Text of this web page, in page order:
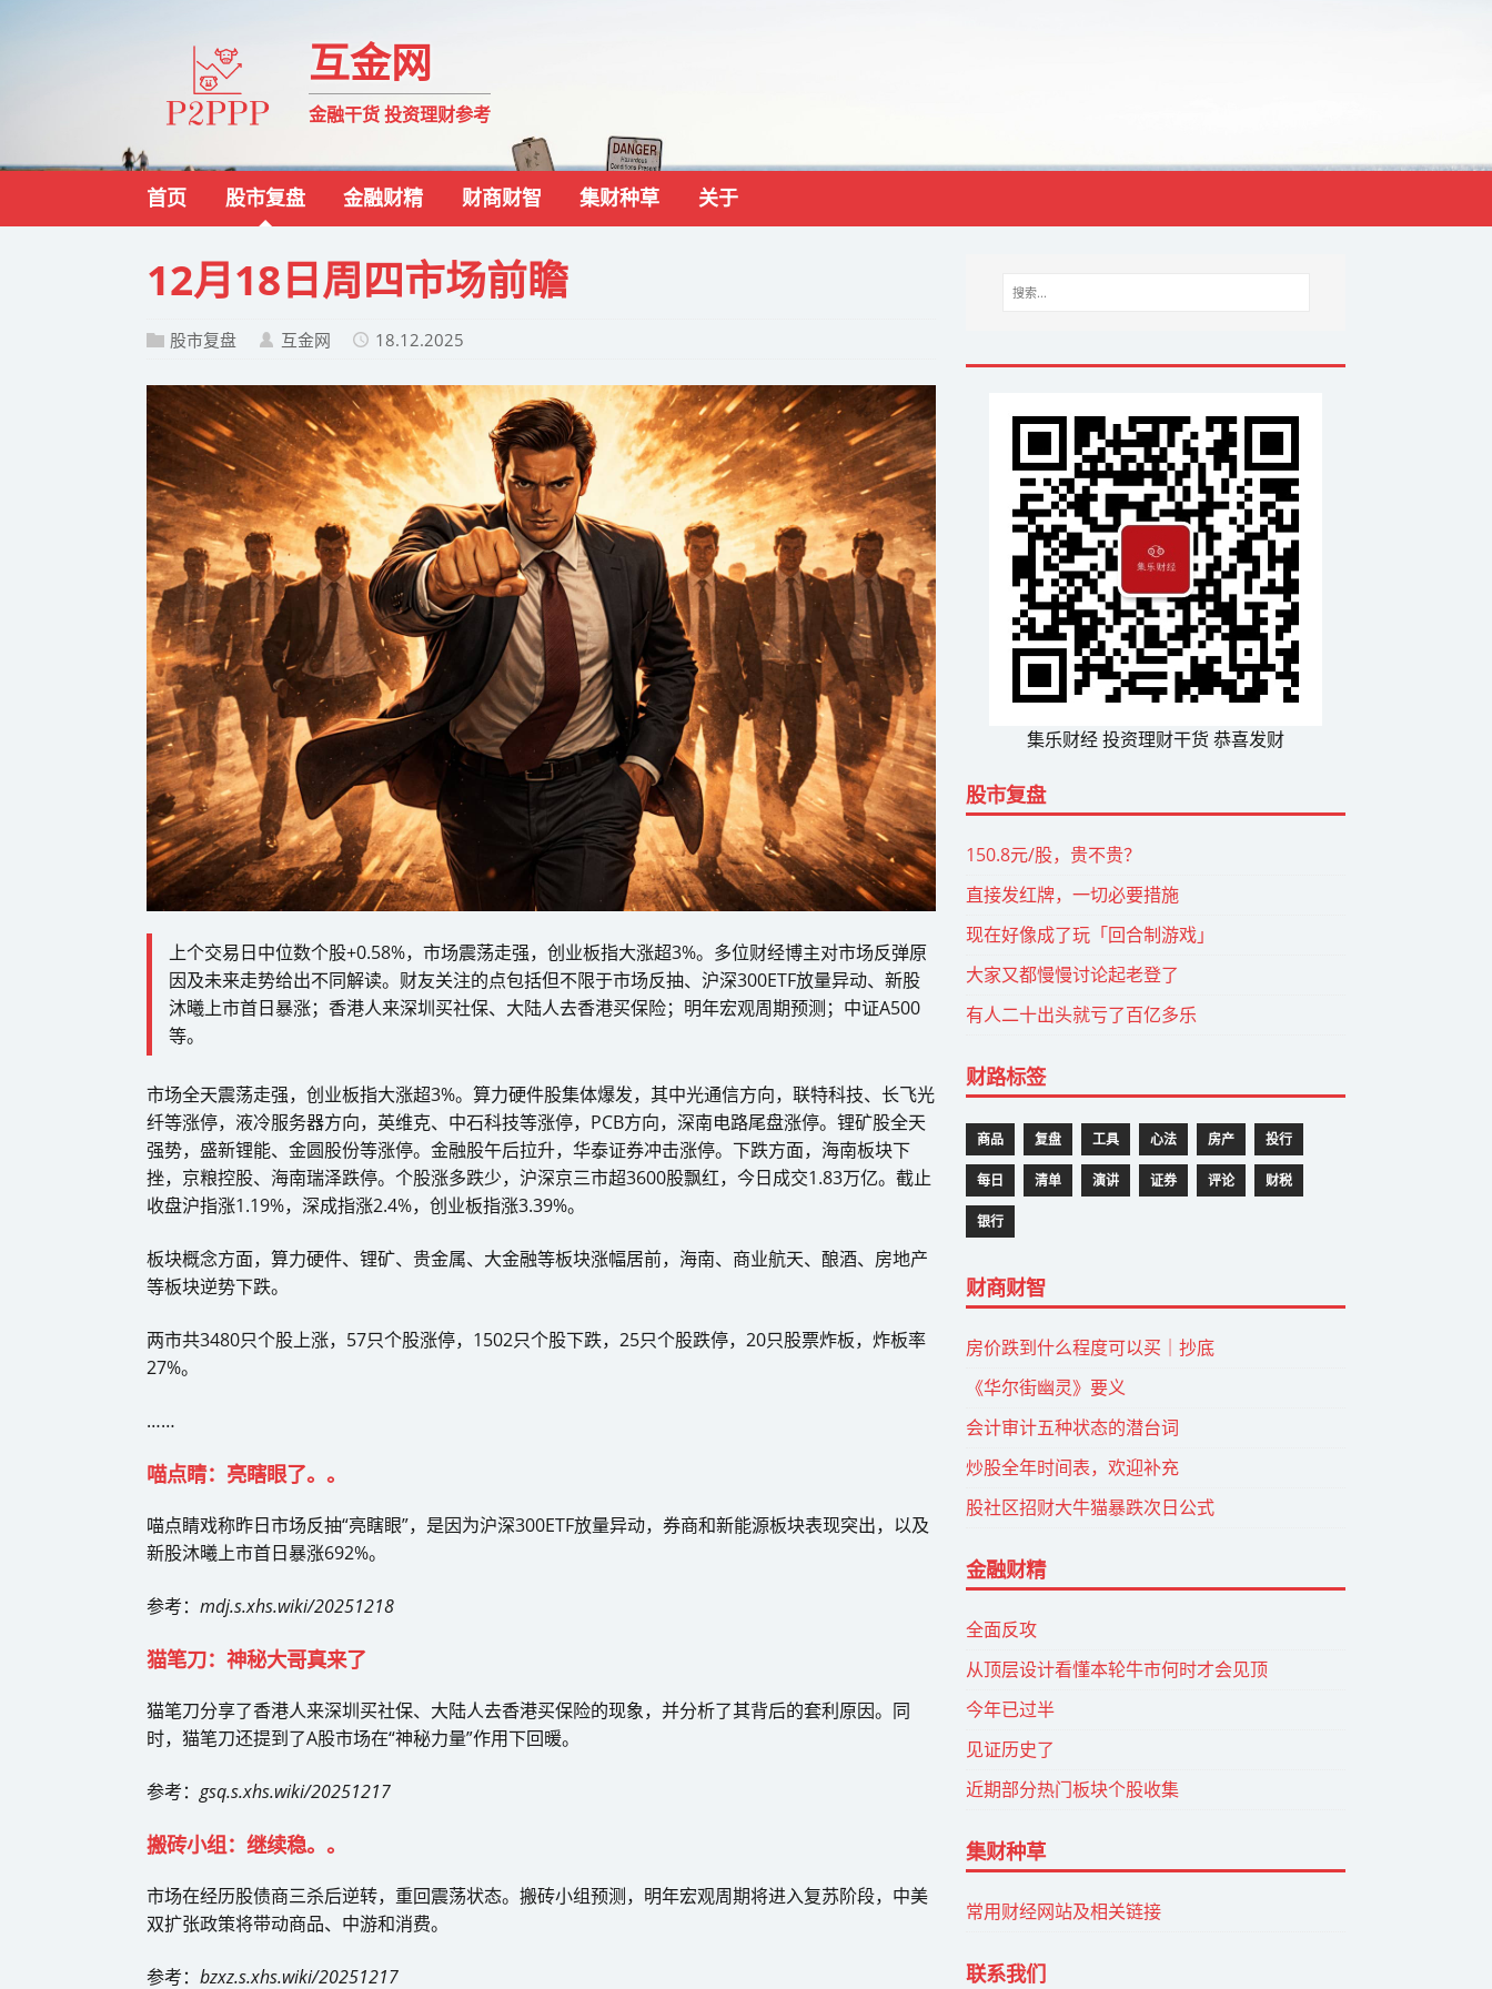
互金网
金融干货 投资理财参考
首页 股市复盘 金融财精 财商财智 集财种草 关于
12月18日周四市场前瞻
股市复盘 互金网 18.12.2025
上个交易日中位数个股+0.58%，市场震荡走强，创业板指大涨超3%。多位财经博主对市场反弹原
因及未来走势给出不同解读。财友关注的点包括但不限于市场反抽、沪深300ETF放量异动、新股
沐曦上市首日暴涨；香港人来深圳买社保、大陆人去香港买保险；明年宏观周期预测；中证A500
等。
市场全天震荡走强，创业板指大涨超3%。算力硬件股集体爆发，其中光通信方向，联特科技、长飞光
纤等涨停，液冷服务器方向，英维克、中石科技等涨停，PCB方向，深南电路尾盘涨停。锂矿股全天
强势，盛新锂能、金圆股份等涨停。金融股午后拉升，华泰证券冲击涨停。下跌方面，海南板块下
挫，京粮控股、海南瑞泽跌停。个股涨多跌少，沪深京三市超3600股飘红，今日成交1.83万亿。截止
收盘沪指涨1.19%，深成指涨2.4%，创业板指涨3.39%。
板块概念方面，算力硬件、锂矿、贵金属、大金融等板块涨幅居前，海南、商业航天、酿酒、房地产
等板块逆势下跌。
两市共3480只个股上涨，57只个股涨停，1502只个股下跌，25只个股跌停，20只股票炸板，炸板率
27%。
……
喵点睛：亮瞎眼了。。
喵点睛戏称昨日市场反抽“亮瞎眼”，是因为沪深300ETF放量异动，券商和新能源板块表现突出，以及
新股沐曦上市首日暴涨692%。
参考： mdj.s.xhs.wiki/20251218
猫笔刀：神秘大哥真来了
猫笔刀分享了香港人来深圳买社保、大陆人去香港买保险的现象，并分析了其背后的套利原因。同
时，猫笔刀还提到了A股市场在“神秘力量”作用下回暖。
参考： gsq.s.xhs.wiki/20251217
搬砖小组：继续稳。。
市场在经历股债商三杀后逆转，重回震荡状态。搬砖小组预测，明年宏观周期将进入复苏阶段，中美
双扩张政策将带动商品、中游和消费。
参考： bzxz.s.xhs.wiki/20251217
集乐财经 投资理财干货 恭喜发财
股市复盘
150.8元/股，贵不贵？
直接发红牌，一切必要措施
现在好像成了玩「回合制游戏」
大家又都慢慢讨论起老登了
有人二十出头就亏了百亿多乐
财路标签
商品 复盘 工具 心法 房产 投行
每日 清单 演讲 证券 评论 财税
银行
财商财智
房价跌到什么程度可以买｜抄底
《华尔街幽灵》要义
会计审计五种状态的潜台词
炒股全年时间表，欢迎补充
股社区招财大牛猫暴跌次日公式
金融财精
全面反攻
从顶层设计看懂本轮牛市何时才会见顶
今年已过半
见证历史了
近期部分热门板块个股收集
集财种草
常用财经网站及相关链接
联系我们